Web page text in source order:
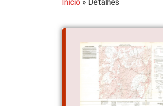
Início » Detalhes